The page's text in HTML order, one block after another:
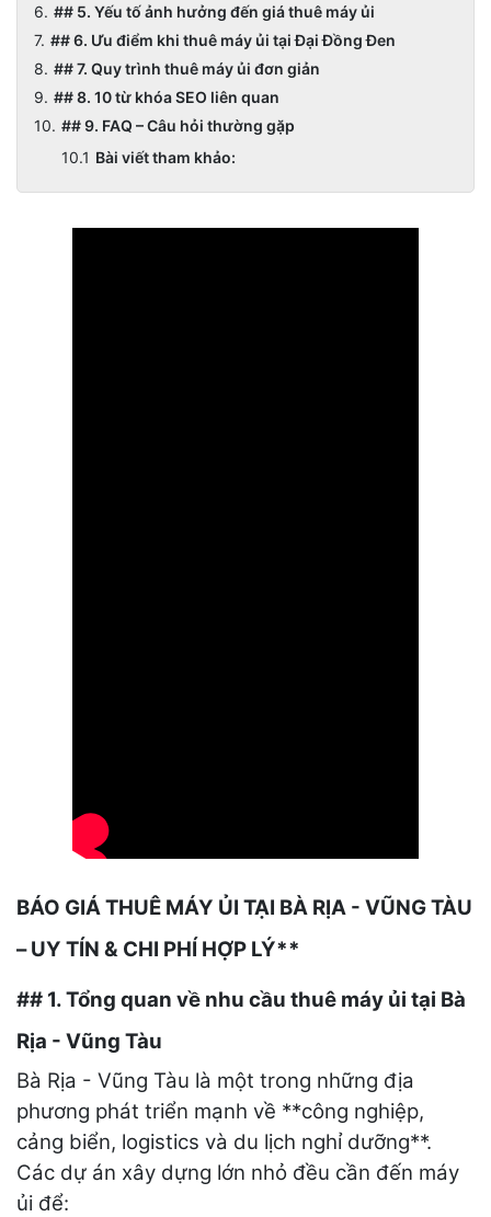
## 5. Yếu tố ảnh hưởng đến giá thuê máy ủi
## 6. Ưu điểm khi thuê máy ủi tại Đại Đồng Đen
## 7. Quy trình thuê máy ủi đơn giản
## 8. 10 từ khóa SEO liên quan
## 9. FAQ – Câu hỏi thường gặp
Bài viết tham khảo:
BÁO GIÁ THUÊ MÁY ỦI TẠI BÀ RỊA - VŨNG TÀU
– UY TÍN & CHI PHÍ HỢP LÝ**
## 1. Tổng quan về nhu cầu thuê máy ủi tại Bà
Rịa - Vũng Tàu
Bà Rịa - Vũng Tàu là một trong những địa
phương phát triển mạnh về **công nghiệp,
cảng biển, logistics và du lịch nghỉ dưỡng**.
Các dự án xây dựng lớn nhỏ đều cần đến máy
ủi để: